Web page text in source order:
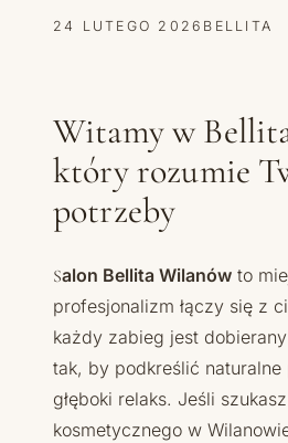
24 LUTEGO 2026 BELLITA
Witamy w
który rozumie
potrzeby
Salon Bellita Wilanów to
profesjonalizm łączy się z
każdy zabieg jest
tak, by podkreślić
głęboki relaks. Jeśli
kosmetycznego w